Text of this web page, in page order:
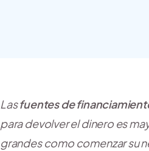
Lasfuentes de
para devolver el dinero es
grandes como comenzar su